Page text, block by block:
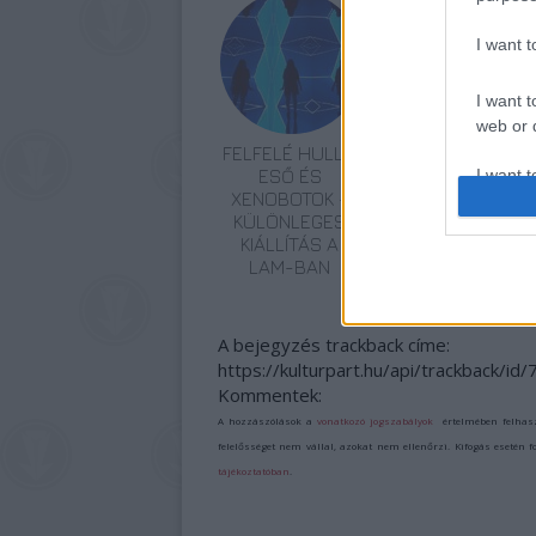
I want
I want
web or
I want
FELFELÉ HULLÓ
ESŐ ÉS
XENOBOTOK –
KÜLÖNLEGES
KIÁLLÍTÁS A
LAM-BAN
A bejegyzés trackback címe:
https://kulturpart.hu/api/trackback/id/
Kommentek:
A hozzászólások avonatkozó jogszabályok értelmében
felelősséget nem vállal, azokat nem ellenőrzi. Kifogás esetén
tájékoztatóban